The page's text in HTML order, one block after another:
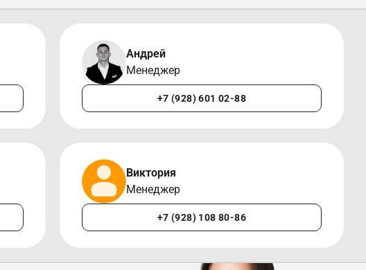
Андрей
Менеджер
+7 (928) 601 02-88
Виктория
Менеджер
+7 (928) 108 80-86